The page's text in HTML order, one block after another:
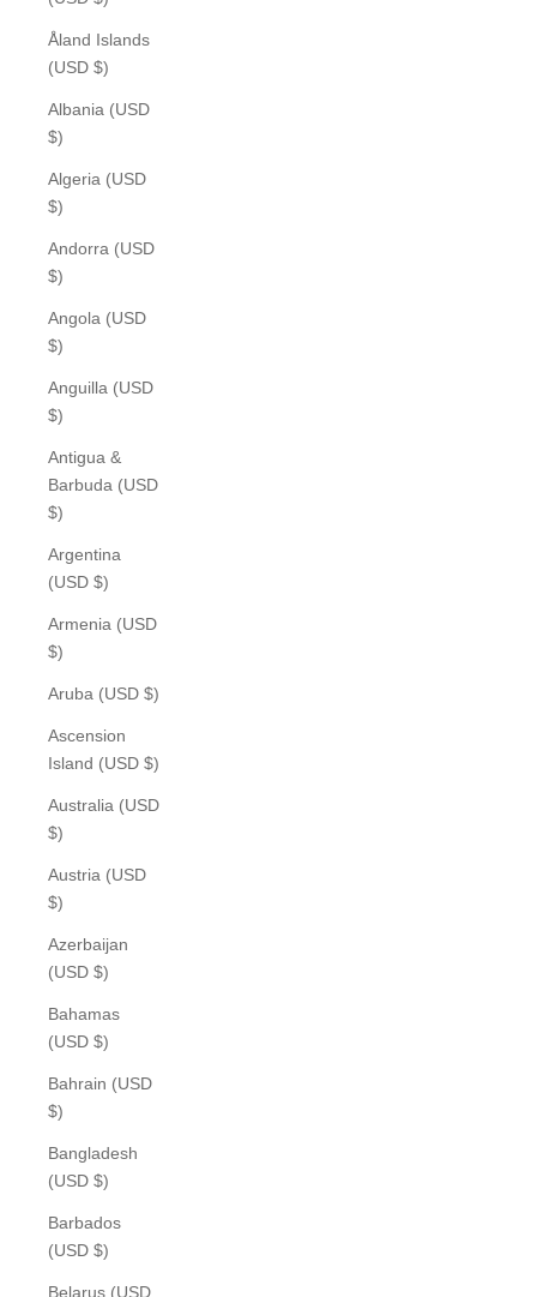
Åland Islands
(USD $)
Albania (USD
$)
Algeria (USD
$)
Andorra (USD
$)
Angola (USD
$)
Anguilla (USD
$)
Antigua &
Barbuda (USD
$)
Argentina
(USD $)
Armenia (USD
$)
Aruba (USD $)
Ascension
Island (USD $)
Australia (USD
$)
Austria (USD
$)
Azerbaijan
(USD $)
Bahamas
(USD $)
Bahrain (USD
$)
Bangladesh
(USD $)
Barbados
(USD $)
Belarus (USD